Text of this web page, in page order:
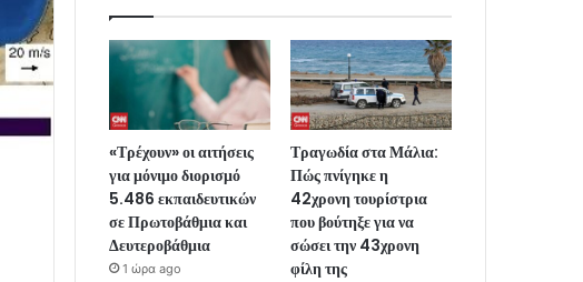
«Τρέχουν» οι αιτήσεις
για μόνιμο διορισμό
5.486 εκπαιδευτικών
σε Πρωτοβάθμια και
Δευτεροβάθμια
1 ώρα ago
Τραγωδία στα Μάλια:
Πώς πνίγηκε η
42χρονη τουρίστρια
που βούτηξε για να
σώσει την 43χρονη
φίλη της